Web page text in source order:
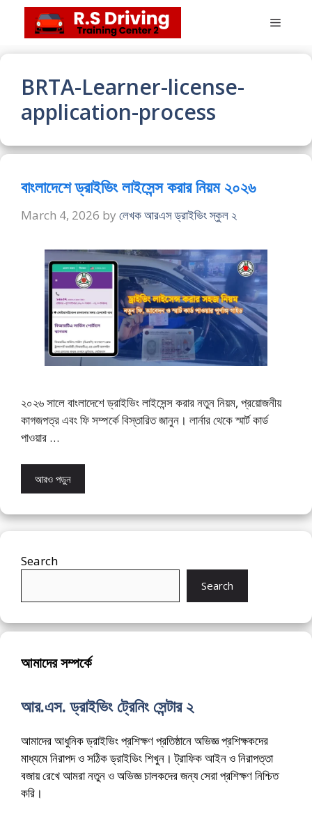
content
Menu
BRTA-Learner-license-
application-process
বাংলাদেশে ড্রাইভিং লাইসেন্স করার নিয়ম ২০২৬
March 4, 2026 by লেখক আরএস ড্রাইভিং স্কুল ২
২০২৬ সালে বাংলাদেশে ড্রাইভিং লাইসেন্স করার নতুন নিয়ম, প্রয়োজনীয়
কাগজপত্র এবং ফি সম্পর্কে বিস্তারিত জানুন। লার্নার থেকে স্মার্ট কার্ড
পাওয়ার …
আরও পড়ুন
Search
Search
আমাদের সম্পর্কে
আর.এস. ড্রাইভিং ট্রেনিং সেন্টার ২
আমাদের আধুনিক ড্রাইভিং প্রশিক্ষণ প্রতিষ্ঠানে অভিজ্ঞ প্রশিক্ষকদের
মাধ্যমে নিরাপদ ও সঠিক ড্রাইভিং শিখুন। ট্রাফিক আইন ও নিরাপত্তা
বজায় রেখে আমরা নতুন ও অভিজ্ঞ চালকদের জন্য সেরা প্রশিক্ষণ নিশ্চিত
করি।